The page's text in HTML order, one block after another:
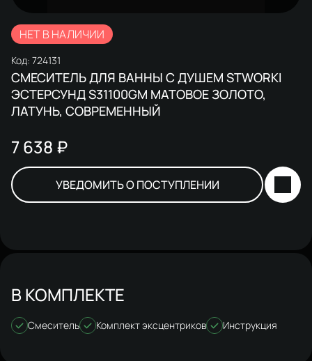
НЕТ В НАЛИЧИИ
Код: 724131
СМЕСИТЕЛЬ ДЛЯ ВАННЫ С ДУШЕМ STWORKI
ЭСТЕРСУНД S31100GM МАТОВОЕ ЗОЛОТО,
ЛАТУНЬ, СОВРЕМЕННЫЙ
7 638 ₽
УВЕДОМИТЬ О ПОСТУПЛЕНИИ
В КОМПЛЕКТЕ
Смеситель Комплект эксцентриков Инструкция